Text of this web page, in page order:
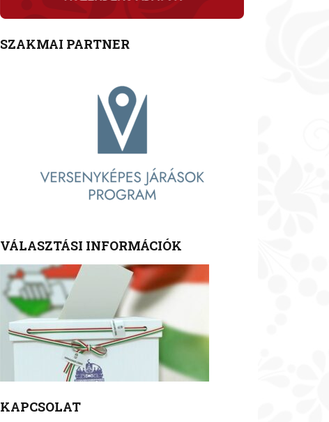
SZAKMAI PARTNER
VÁLASZTÁSI INFORMÁCIÓK
KAPCSOLAT